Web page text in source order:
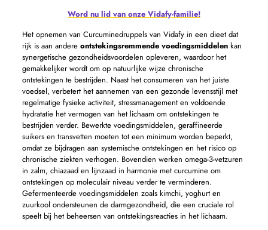
Word nu lid van onze Vidafy-familie!
Het opnemen van Curcuminedruppels van Vidafy in een dieet dat
rijk is aan andere ontstekingsremmende voedingsmiddelenkan
synergetische gezondheidsvoordelen opleveren, waardoor het
gemakkelijker wordt om op natuurlijke wijze chronische
ontstekingen te bestrijden. Naast het consumeren van het juiste
voedsel, verbetert het aannemen van een gezonde levensstijl met
regelmatige fysieke activiteit, stressmanagement en voldoende
hydratatie het vermogen van het lichaam om ontstekingen te
bestrijden verder. Bewerkte voedingsmiddelen, geraffineerde
suikers en transvetten moeten tot een minimum worden beperkt,
omdat ze bijdragen aan systemische ontstekingen en het risico op
chronische ziekten verhogen. Bovendien werken omega-3-vetzuren
in zalm, chiazaad en lijnzaad in harmonie met curcumine om
ontstekingen op moleculair niveau verder te verminderen.
Gefermenteerde voedingsmiddelen zoals kimchi, yoghurt en
zuurkool ondersteunen de darmgezondheid, die een cruciale rol
speelt bij het beheersen van ontstekingsreacties in het lichaam.